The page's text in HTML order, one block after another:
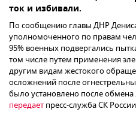
ток и избивали.
По сообщению главы ДНР
уполномоченного по правам
95% военных подвергались
том числе путем применения
другим видам жестокого
осложнений после
было установлено после
передает пресс-служба СК